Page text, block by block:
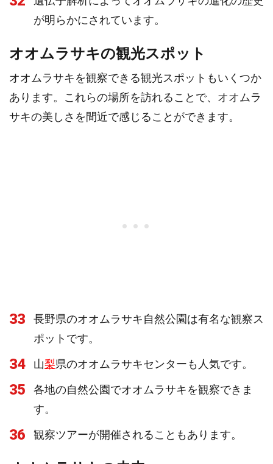
が明らかにされています。
オオムラサキの観光スポット
オオムラサキを観察できる観光スポットもいくつか
あります。これらの場所を訪れることで、オオムラ
サキの美しさを間近で感じることができます。
33
長野県のオオムラサキ自然公園は有名な観察ス
ポットです。
34 山梨県のオオムラサキセンターも人気です。
35
各地の自然公園でオオムラサキを観察できま
す。
36 観察ツアーが開催されることもあります。